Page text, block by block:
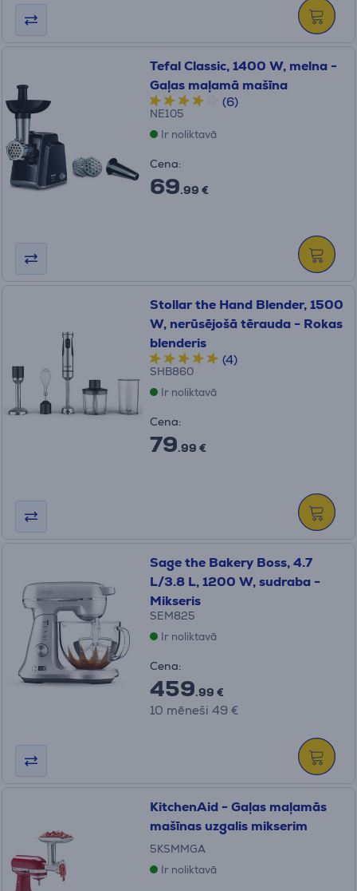
Tefal Classic, 1400 W, melna -
Gaļas maļamā mašīna
(6)
NE105
Ir noliktavā
Cena:
69.99 €
Stollar the Hand Blender, 1500
W, nerūsējošā tērauda - Rokas
blenderis
(4)
SHB860
Ir noliktavā
Cena:
79.99 €
Sage the Bakery Boss, 4.7
L/3.8 L, 1200 W, sudraba -
Mikseris
SEM825
Ir noliktavā
Cena:
459.99 €
10 mēneši 49 €
KitchenAid - Gaļas maļamās
mašīnas uzgalis mikserim
5KSMMGA
Ir noliktavā